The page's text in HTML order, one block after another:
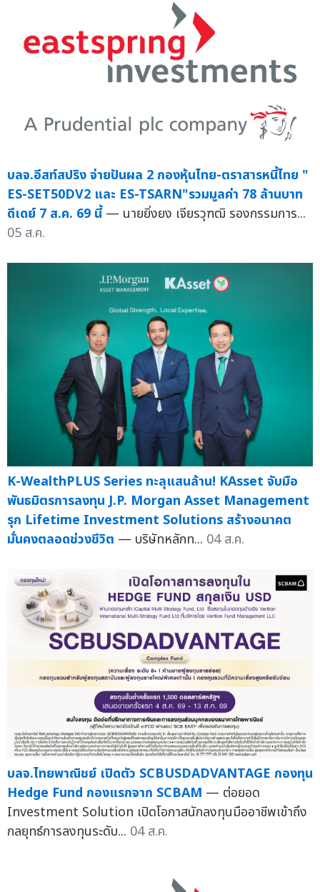
บลจ.อีสท์สปริง จ่ายปันผล 2 กองหุ้นไทย-ตราสารหนี้ไทย "
ES-SET50DV2 และ ES-TSARN"รวมมูลค่า 78 ล้านบาท
ดีเดย์ 7 ส.ค. 69 นี้ — นายยิ่งยง เจียรวุฑฒิ รองกรรมการ...
05 ส.ค.
K-WealthPLUS Series ทะลุแสนล้าน! KAsset จับมือ
พันธมิตรการลงทุน J.P. Morgan Asset Management
รุก Lifetime Investment Solutions สร้างอนาคต
มั่นคงตลอดช่วงชีวิต — บริษัทหลักท... 04 ส.ค.
บลจ.ไทยพาณิชย์ เปิดตัว SCBUSDADVANTAGE กองทุน
Hedge Fund กองแรกจาก SCBAM — ต่อยอด
Investment Solution เปิดโอกาสนักลงทุนมืออาชีพเข้าถึง
กลยุทธ์การลงทุนระดับ... 04 ส.ค.